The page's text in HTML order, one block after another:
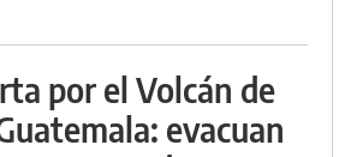
por el Volcán de
evacuan